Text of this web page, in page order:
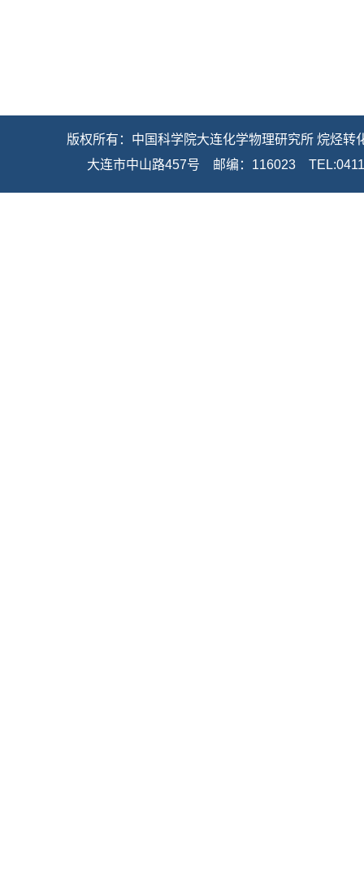
版权所有：中国科学院大连化学物理研究所 烷烃
大连市中山路457号    邮编：116023